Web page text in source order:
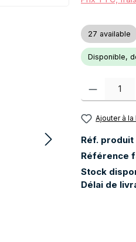
27 available
Disponible,
Quantité de
Ajouter à
Réf. produit
Référence
Stock
Délai de